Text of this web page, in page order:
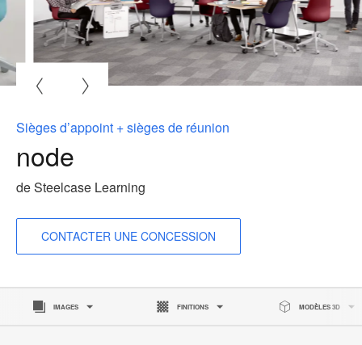
Sièges d’appoint + sièges de réunion
node
de Steelcase Learning
CONTACTER UNE CONCESSION
IMAGES FINITIONS MODÈLES 3D